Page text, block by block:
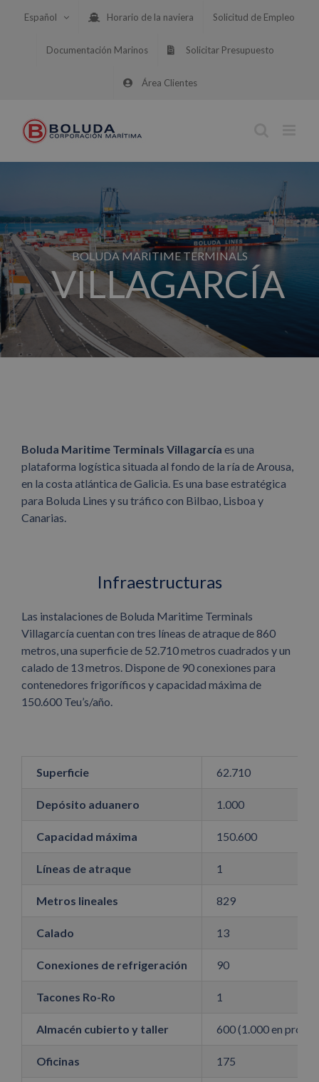
Español Horario de la naviera Solicitud de Empleo
Documentación Marinos Solicitar Presupuesto
Área Clientes
BOLUDA MARITIME TERMINALS
VILLAGARCÍA
Boluda Maritime Terminals Villagarcía es una
plataforma logística situada al fondo de la ría de Arousa,
en la costa atlántica de Galicia. Es una base estratégica
para Boluda Lines y su tráfico con Bilbao, Lisboa y
Canarias.
Infraestructuras
Las instalaciones de Boluda Maritime Terminals
Villagarcía cuentan con tres líneas de atraque de 860
metros, una superficie de 52.710 metros cuadrados y un
calado de 13 metros. Dispone de 90 conexiones para
contenedores frigoríficos y capacidad máxima de
150.600 Teu’s/año.
Superficie 62.710
Depósito aduanero 1.000
Capacidad máxima 150.600
Líneas de atraque 1
Metros lineales 829
Calado 13
Conexiones de refrigeración 90
Tacones Ro-Ro 1
Almacén cubierto y taller 600 (1.000 en
Oficinas 175